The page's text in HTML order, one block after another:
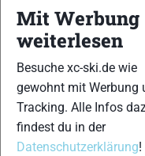
23
Mit Werbung
weiterlesen
Besuche xc-ski.de wie
gewohnt mit Werbung
Tracking. Alle Infos
findest du in der
Datenschutzerklärung!